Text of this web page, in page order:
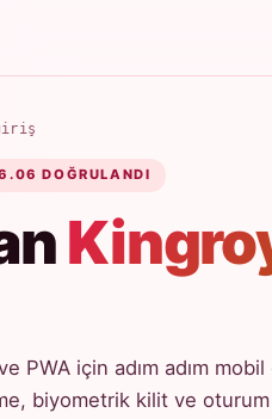
DOĞRULANDI
PWA için adım adım
biyometrik kilit ve